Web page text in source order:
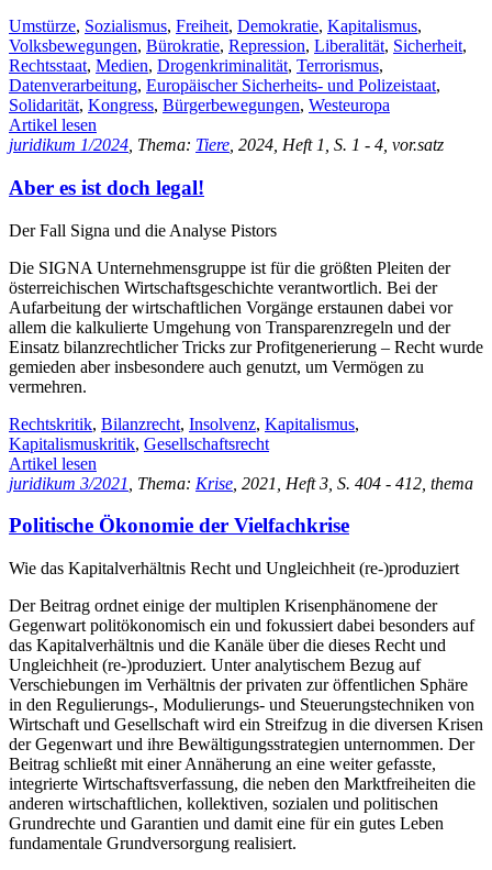
Umstürze, Sozialismus, Freiheit, Demokratie, Kapitalismus,
Volksbewegungen, Bürokratie, Repression, Liberalität, Sicherheit,
Rechtsstaat, Medien, Drogenkriminalität, Terrorismus,
Datenverarbeitung, Europäischer Sicherheits- und Polizeistaat,
Solidarität, Kongress, Bürgerbewegungen, Westeuropa
Artikel lesen
juridikum 1/2024 , Thema: Tiere , 2024, Heft 1, S. 1 - 4, vor.satz
Aber es ist doch legal!
Der Fall Signa und die Analyse Pistors
Die SIGNA Unternehmensgruppe ist für die größten Pleiten der
österreichischen Wirtschaftsgeschichte verantwortlich. Bei der
Aufarbeitung der wirtschaftlichen Vorgänge erstaunen dabei vor
allem die kalkulierte Umgehung von Transparenzregeln und der
Einsatz bilanzrechtlicher Tricks zur Profitgenerierung – Recht wurde
gemieden aber insbesondere auch genutzt, um Vermögen zu
vermehren.
Rechtskritik, Bilanzrecht, Insolvenz, Kapitalismus,
Kapitalismuskritik, Gesellschaftsrecht
Artikel lesen
juridikum 3/2021
, Thema: Krise , 2021, Heft 3, S. 404 - 412, thema
Politische Ökonomie der Vielfachkrise
Wie das Kapitalverhältnis Recht und Ungleichheit (re-)produziert
Der Beitrag ordnet einige der multiplen Krisenphänomene der
Gegenwart politökonomisch ein und fokussiert dabei besonders auf
das Kapitalverhältnis und die Kanäle über die dieses Recht und
Ungleichheit (re-)produziert. Unter analytischem Bezug auf
Verschiebungen im Verhältnis der privaten zur öffentlichen Sphäre
in den Regulierungs-, Modulierungs- und Steuerungstechniken von
Wirtschaft und Gesellschaft wird ein Streifzug in die diversen Krisen
der Gegenwart und ihre Bewältigungsstrategien unternommen. Der
Beitrag schließt mit einer Annäherung an eine weiter gefasste,
integrierte Wirtschaftsverfassung, die neben den Marktfreiheiten die
anderen wirtschaftlichen, kollektiven, sozialen und politischen
Grundrechte und Garantien und damit eine für ein gutes Leben
fundamentale Grundversorgung realisiert.